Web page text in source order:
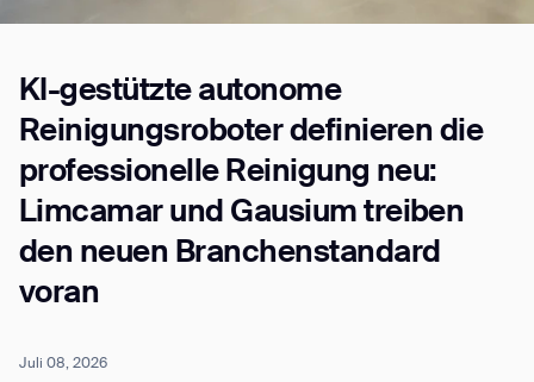
KI-gestützte autonome
Reinigungsroboter definieren die
professionelle Reinigung neu:
Limcamar und Gausium treiben
den neuen Branchenstandard
voran
Juli 08, 2026
Job title*
Phone Number*